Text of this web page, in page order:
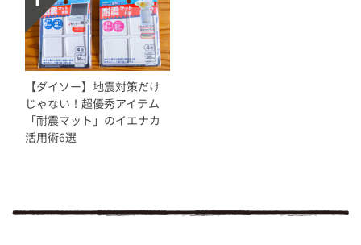
【ダイソー】地震対策だけ
じゃない！超優秀アイテム
「耐震マット」のイエナカ
活用術6選